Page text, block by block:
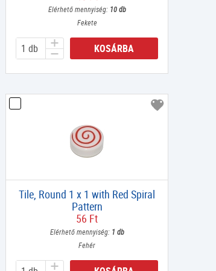
Elérhető mennyiség: 10 db
Fekete
KOSÁRBA
Tile, Round 1 x 1 with Red Spiral
Pattern
56 Ft
Elérhető mennyiség: 1 db
Fehér